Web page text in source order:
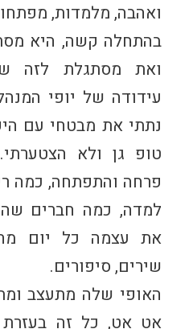
ואהבה, מלמדות,
בהתחלה קשה, היא
ואת מסתגלת לזה
עידודה של יופי
נתתי את מבטחי עם
טופ גן ולא
פרחה והתפתחה, כמה
למדה, כמה חברים
את עצמה כל יום
שירים, סיפורים.
האופי שלה מתעצב
אט אט, כל זה בעזרת